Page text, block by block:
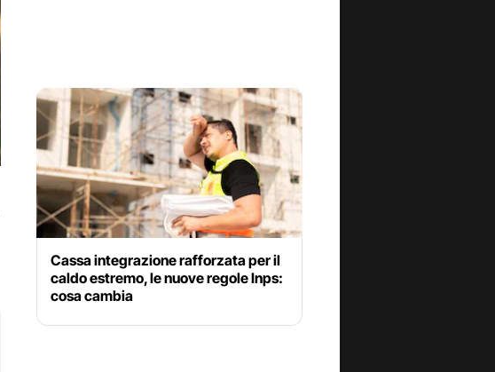
Cassa integrazione rafforzata per il
caldo estremo, le nuove regole Inps:
cosa cambia